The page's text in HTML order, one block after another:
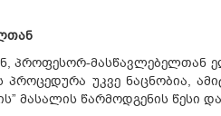
პროფესორ-მასწავლებელთან
პროცედურა უკვე ნაცნობია,
მასალის წარმოდგენის წესი